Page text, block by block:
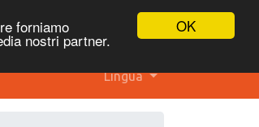
OK
forniamo
nostri partner.
Lingua